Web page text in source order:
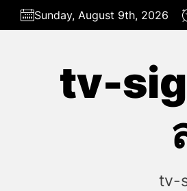
Skip
Sunday, August 9th, 2026
tv-
tv-